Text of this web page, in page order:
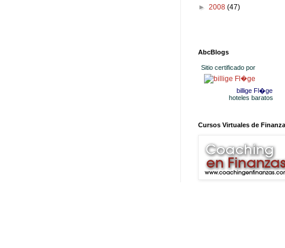
► 2008 (47)
AbcBlogs
Sitio certificado por
billige Fl�ge
hoteles baratos
Cursos Virtuales de